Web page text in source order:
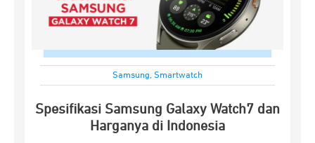
Samsung, Smartwatch
Spesifikasi Samsung Galaxy Watch7 dan
Harganya di Indonesia